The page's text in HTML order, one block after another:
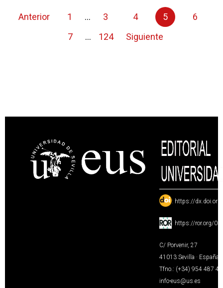
Anterior 1 ... 3 4 5
6
7
... 124 Siguiente
: https://
: https://ror.org/
C/ Porvenir, 27
41013 Sevilla · España
Tfno.: (+34) 954 487
info-eus@us.es